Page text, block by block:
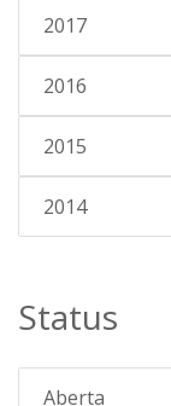
2017
2016
2015
2014
Status
Aberta